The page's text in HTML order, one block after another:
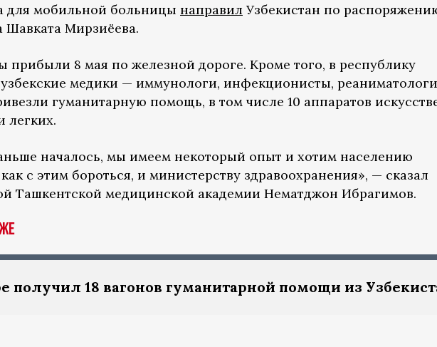
для мобильной больницы направил Узбекистан по
Шавката Мирзиёева.
прибыли 8 мая по железной дороге. Кроме того, в республику
медики — иммунологи, инфекционисты,
гуманитарную помощь, в том числе 10 аппаратов
легких.
началось, мы имеем некоторый опыт и хотим населению
с этим бороться, и министерству здравоохранения», — сказал
Ташкентской медицинской академии Нематджон Ибрагимов.
получил 18 вагонов гуманитарной помощи из